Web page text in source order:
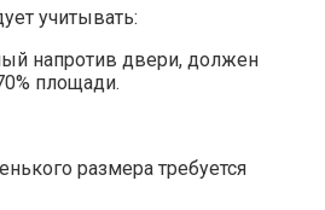
учитывать:
напротив двери, должен
площади.
размера требуется